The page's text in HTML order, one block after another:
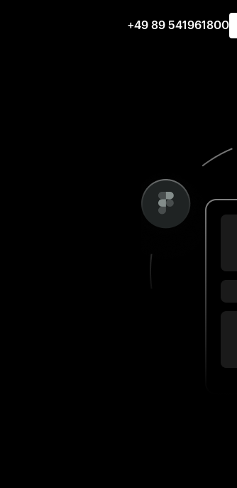
+49 89 541961800